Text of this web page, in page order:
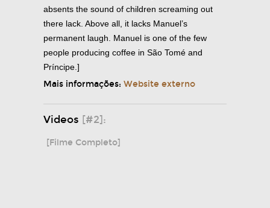
absents the sound of children screaming out
there lack. Above all, it lacks Manuel’s
permanent laugh. Manuel is one of the few
people producing coffee in São Tomé and
Príncipe.]
Mais informações: Website externo
Videos [#2]:
[Filme Completo]